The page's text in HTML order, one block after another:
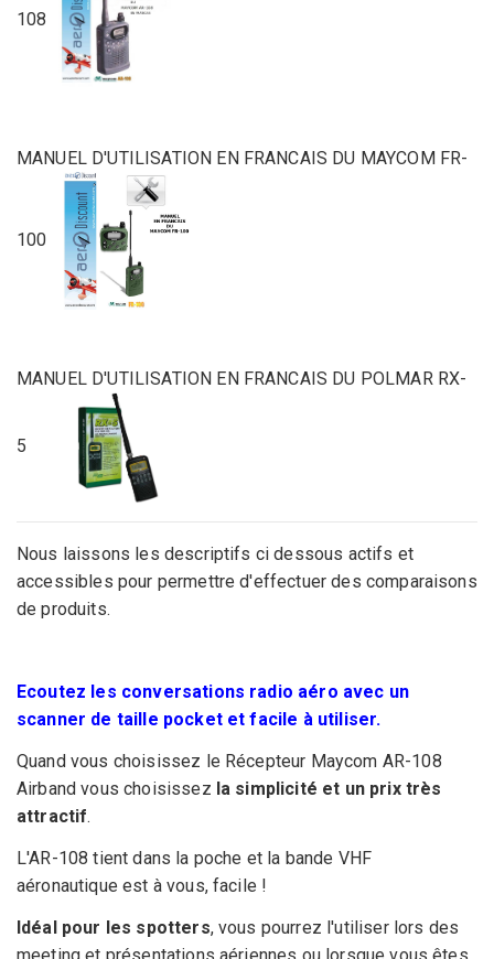
108
MANUEL D'UTILISATION EN FRANCAIS DU MAYCOM FR-
100
MANUEL D'UTILISATION EN FRANCAIS DU POLMAR RX-
5
Nous laissons les descriptifs ci dessous actifs et
accessibles pour permettre d'effectuer des comparaisons
de produits.
Ecoutez les conversations radio aéro avec un
scanner de taille pocket et facile à utiliser.
Quand vous choisissez le Récepteur Maycom AR-108
Airband vous choisissez la simplicité et un prix très
attractif.
L'AR-108 tient dans la poche et la bande VHF
aéronautique est à vous, facile !
Idéal pour les spotters, vous pourrez l'utiliser lors des
meeting et présentations aériennes ou lorsque vous êtes